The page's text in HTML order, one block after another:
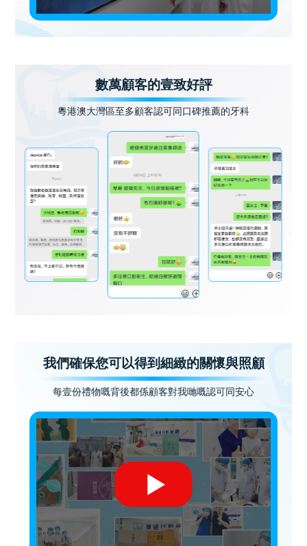
數萬顧客的壹致好評
粵港澳大灣區至多顧客認可同口碑推薦的牙科
我們確保您可以得到細緻的關懷與照顧
每壹份禮物嘅背後都係顧客對我哋嘅認可同安心